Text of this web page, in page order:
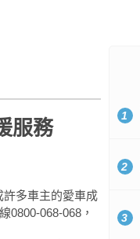
服務
許多車主的愛車成
0800-068-068，
1
2
3